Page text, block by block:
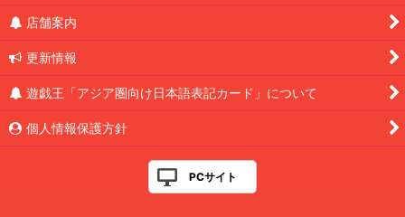
店舗案内
更新情報
遊戯王「アジア圏向け日本語表記カード」について
個人情報保護方針
PCサイト